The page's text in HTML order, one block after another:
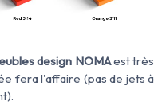
design NOMAest très
fera l'affaire (pas de jets à